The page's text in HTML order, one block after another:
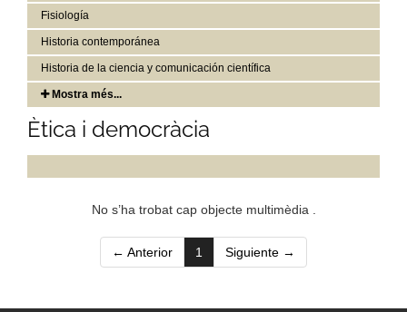
Fisiología
Historia contemporánea
Historia de la ciencia y comunicación científica
Mostra més...
Ètica i democràcia
No s’ha trobat cap objecte multimèdia .
← Anterior 1 (current)
Siguiente →